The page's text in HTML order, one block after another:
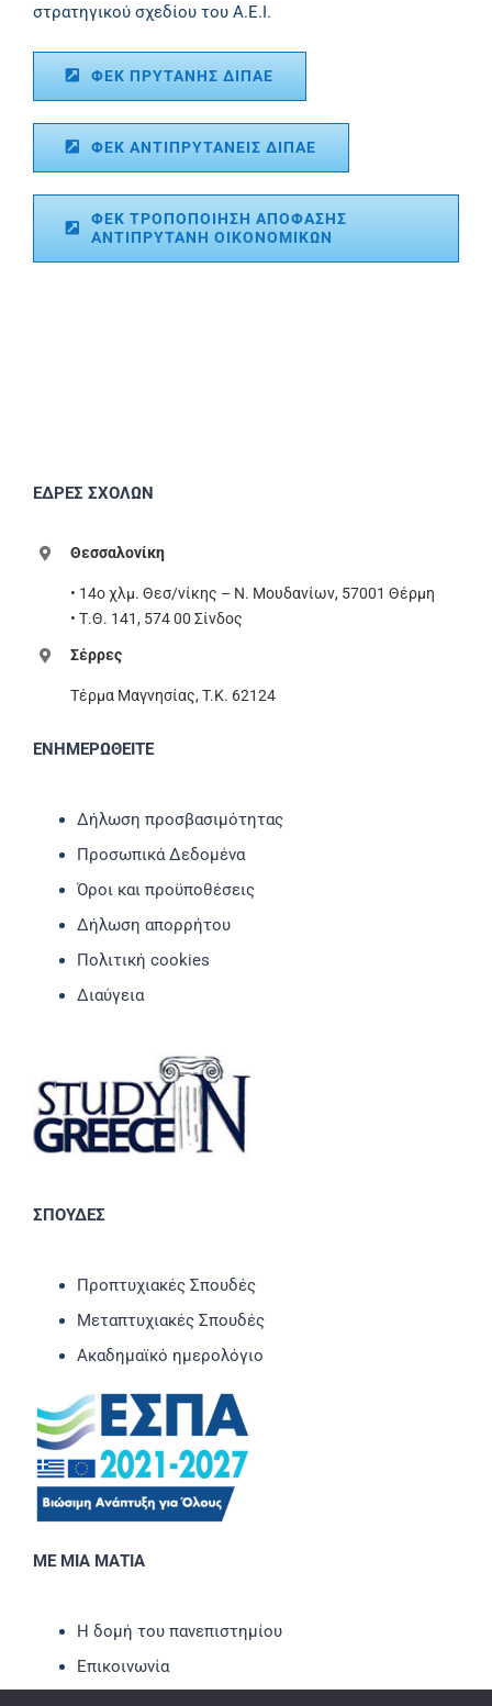
στρατηγικού σχεδίου του Α.Ε.Ι.
ΦΕΚ ΠΡΥΤΑΝΗΣ ΔΙΠΑΕ
ΦΕΚ ΑΝΤΙΠΡΥΤΑΝΕΙΣ ΔΙΠΑΕ
ΦΕΚ TΡΟΠΟΠΟΙΗΣΗ ΑΠΟΦΑΣΗΣ
ΑΝΤΙΠΡΥΤΑΝΗ ΟΙΚΟΝΟΜΙΚΩΝ
ΕΔΡΕΣ ΣΧΟΛΩΝ
Θεσσαλονίκη
• 14ο χλμ. Θεσ/νίκης – Ν. Μουδανίων, 57001 Θέρμη
• Τ.Θ. 141, 574 00 Σίνδος
Σέρρες
Τέρμα Μαγνησίας, T.K. 62124
ΕΝΗΜΕΡΩΘΕΙΤΕ
Δήλωση προσβασιμότητας
Προσωπικά Δεδομένα
Όροι και προϋποθέσεις
Δήλωση απορρήτου
Πολιτική cookies
Διαύγεια
ΣΠΟΥΔΕΣ
Προπτυχιακές Σπουδές
Μεταπτυχιακές Σπουδές
Ακαδημαϊκό ημερολόγιο
ΜΕ ΜΙΑ ΜΑΤΙΑ
Η δομή του πανεπιστημίου
Επικοινωνία